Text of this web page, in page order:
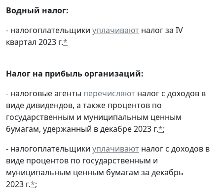
Водный налог:
- налогоплательщики уплачивают налог за IV
квартал 2023 г.*
Налог на прибыль организаций:
- налоговые агенты перечисляют налог с доходов в
виде дивидендов, а также процентов по
государственным и муниципальным ценным
бумагам, удержанный в декабре 2023 г.*;
- налогоплательщики уплачивают налог с доходов в
виде процентов по государственным и
муниципальным ценным бумагам за декабрь
2023 г.*;